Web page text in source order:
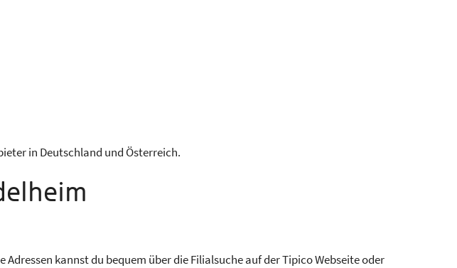
in Deutschland und Österreich.
kannst du bequem über die Filialsuche auf der Tipico Webseite oder